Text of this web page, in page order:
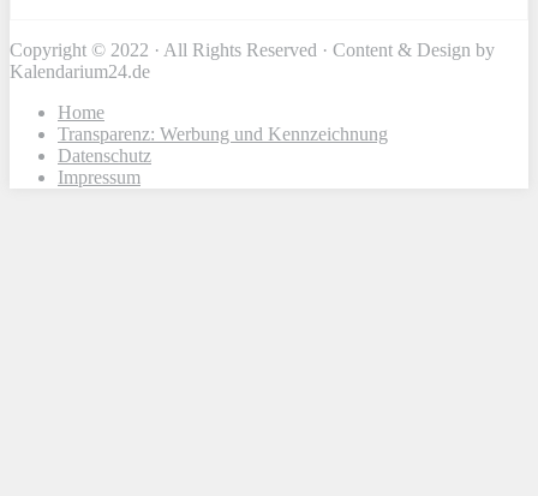
Copyright © 2022 · All Rights Reserved · Content & Design by
Kalendarium24.de
Home
Transparenz: Werbung und Kennzeichnung
Datenschutz
Impressum